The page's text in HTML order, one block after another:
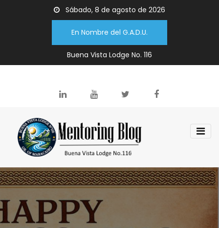
Sábado, 8 de agosto de 2026
En Nombre del G.A.D.U.
Buena Vista Lodge No. 116